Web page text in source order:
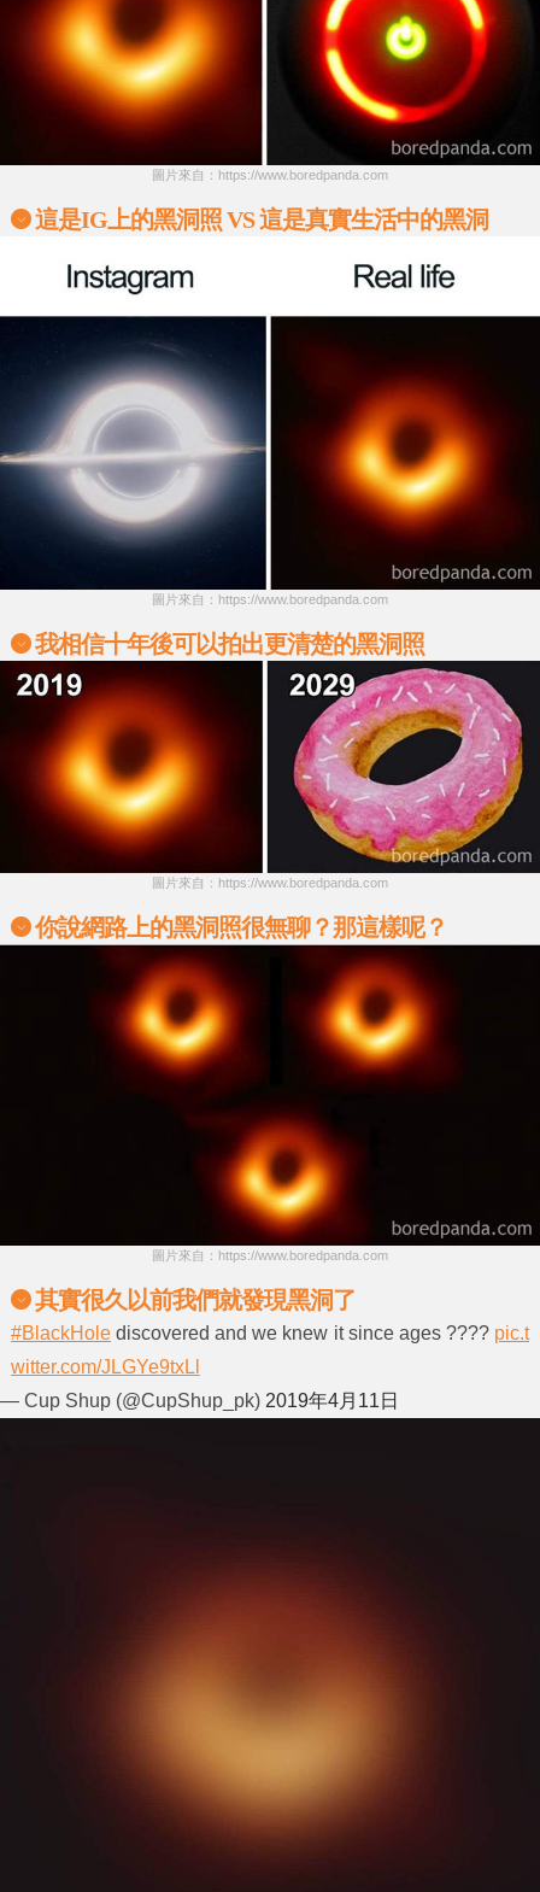
圖片來自：https://www.boredpanda.com
這是IG上的黑洞照 VS 這是真實生活中的黑洞
圖片來自：https://www.boredpanda.com
我相信十年後可以拍出更清楚的黑洞照
圖片來自：https://www.boredpanda.com
你說網路上的黑洞照很無聊？那這樣呢？
圖片來自：https://www.boredpanda.com
其實很久以前我們就發現黑洞了
#BlackHolediscovered and we knew it since ages ???? pic.t
witter.com/JLGYe9txLl
— Cup Shup (@CupShup_pk) 2019年4月11日